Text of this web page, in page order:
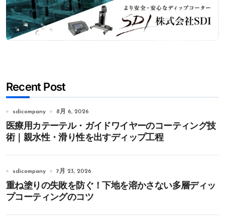
Recent Post
sdicompany 8月 6, 2026
医療用カテーテル・ガイドワイヤーのコーティング技
術｜親水性・滑り性を出すディップ工程
sdicompany 7月 23, 2026
重ね塗りの失敗を防ぐ！下地を溶かさない多層ディッ
プコーティングのコツ